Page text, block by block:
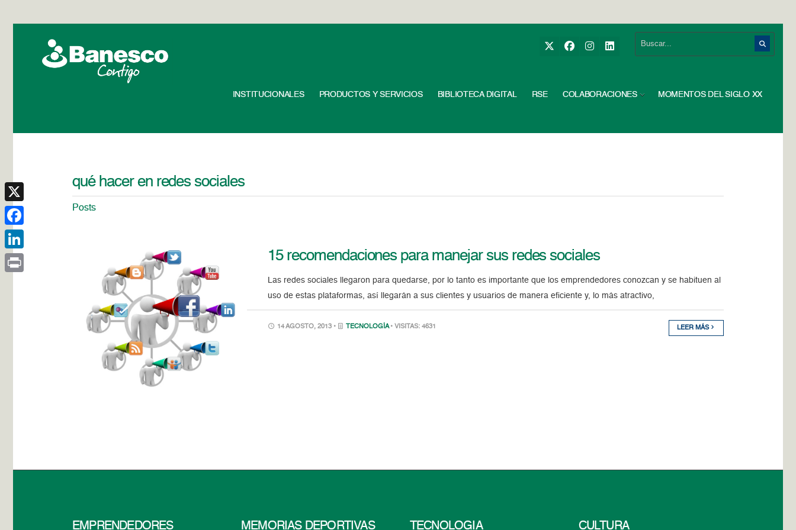
INSTITUCIONALES PRODUCTOS Y SERVICIOS BIBLIOTECA DIGITAL RSE COLABORACIONES MOMENTOS DEL SIGLO XX
qué hacer en redes sociales
Posts
15 recomendaciones para manejar sus redes sociales
Las redes sociales llegaron para quedarse, por lo tanto es importante que los emprendedores conozcan y se habituen al
uso de estas plataformas, así llegarán a sus clientes y usuarios de manera eficiente y, lo más atractivo,
14 AGOSTO, 2013 • TECNOLOGÍA • VISITAS: 4631 LEER MÁS
EMPRENDEDORES MEMORIAS DEPORTIVAS TECNOLOGÍA CULTURA
X
Facebook
LinkedIn